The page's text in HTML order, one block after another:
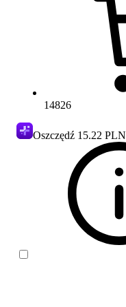
14826
Oszczędź 15.22 PLN